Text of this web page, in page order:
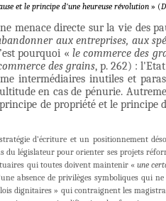
et le principe d'une heureuse révolution » (
menace directe sur la vie des
aux entreprises, aux
pourquoi « le commerce des
des grains, p. 262) :
intermédiaires inutiles et
en cas de pénurie.
de propriété et le principe
d’écriture et un positionnement
du législateur pour orienter ses projets
qui toutes doivent maintenir « une
absence de privilèges symboliques qui
dignitaires » qui contraignent les